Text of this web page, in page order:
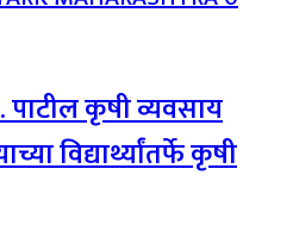
पाटील कृषी व्यवसाय
विद्यार्थ्यांतर्फे कृषी